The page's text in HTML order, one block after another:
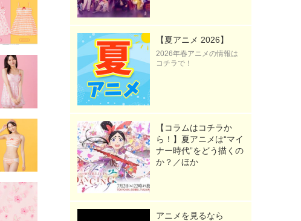
【夏アニメ 2026】
2026年春アニメの情報は
コチラで！
【コラムはコチラか
ら！】夏アニメは“マイ
ナー時代”をどう描くの
か？／ほか
アニメを見るなら